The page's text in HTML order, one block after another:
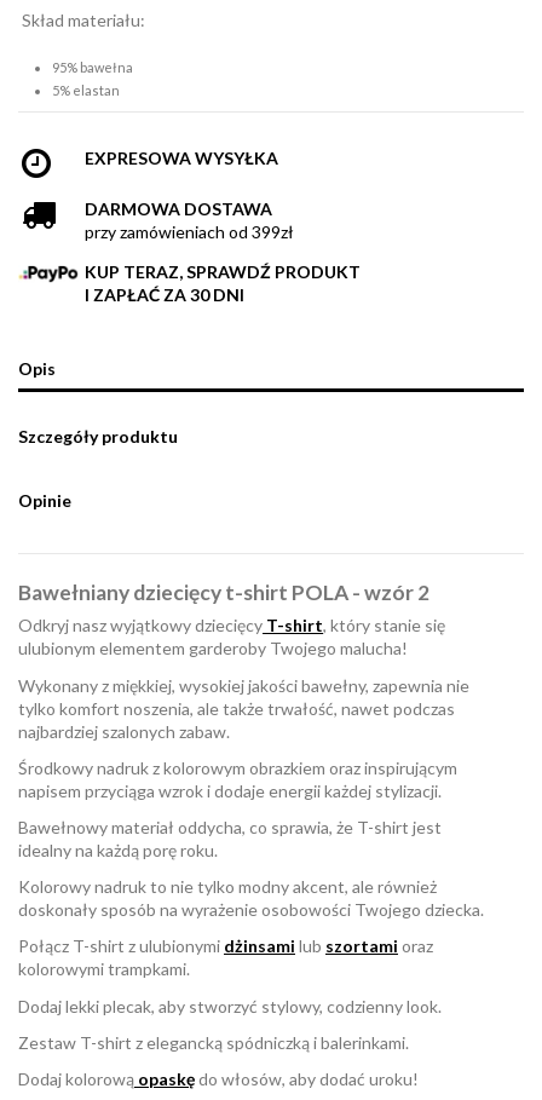
Skład materiału:
95% bawełna
5% elastan
EXPRESOWA WYSYŁKA
DARMOWA DOSTAWA
przy zamówieniach od 399zł
KUP TERAZ, SPRAWDŹ PRODUKT
I ZAPŁAĆ ZA 30 DNI
Opis
Szczegóły produktu
Opinie
Bawełniany dziecięcy t-shirt POLA - wzór 2
Odkryj nasz wyjątkowy dziecięcy T-shirt, który stanie się
ulubionym elementem garderoby Twojego malucha!
Wykonany z miękkiej, wysokiej jakości bawełny, zapewnia nie
tylko komfort noszenia, ale także trwałość, nawet podczas
najbardziej szalonych zabaw.
Środkowy nadruk z kolorowym obrazkiem oraz inspirującym
napisem przyciąga wzrok i dodaje energii każdej stylizacji.
Bawełnowy materiał oddycha, co sprawia, że T-shirt jest
idealny na każdą porę roku.
Kolorowy nadruk to nie tylko modny akcent, ale również
doskonały sposób na wyrażenie osobowości Twojego dziecka.
Połącz T-shirt z ulubionymi dżinsami lub szortami oraz
kolorowymi trampkami.
Dodaj lekki plecak, aby stworzyć stylowy, codzienny look.
Zestaw T-shirt z elegancką spódniczką i balerinkami.
Dodaj kolorową opaskędo włosów, aby dodać uroku!